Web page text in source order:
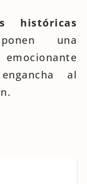
históricas
una
al